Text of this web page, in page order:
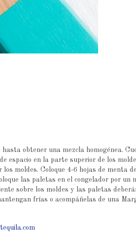
obtener una mezcla homogénea.
espacio en la parte superior de los
moldes. Coloque 4-6 hojas de menta
las paletas en el congelador por un
sobre los moldes y las paletas
frías o acompáñelas de una